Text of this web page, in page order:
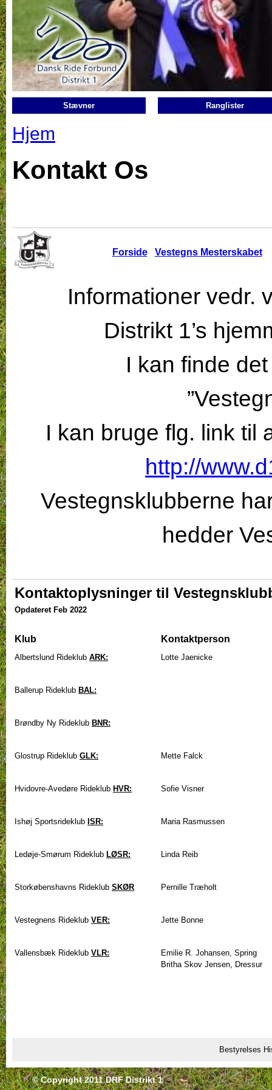
Gå til hovedindhold
Stævner Ranglister
Du er her
Hjem
Kontakt Os
Forside Vestegns Mesterskabet
Informationer vedr.
Distrikt 1’s
I kan finde
I kan bruge flg. link til
http://
Vestegnsklubberne
hedder
Kontaktoplysninger til
Opdateret Feb 2022
Klub Kontaktperson
Albertslund Rideklub ARK: Lotte Jaenicke
Ballerup Rideklub BAL:
Brøndby Ny Rideklub BNR:
Glostrup Rideklub GLK: Mette Falck
Hvidovre-Avedøre Rideklub HVR: Sofie Visner
Ishøj Sportsrideklub ISR: Maria Rasmussen
Ledøje-Smørum Rideklub LØSR: Linda Reib
Storkøbenshavns Rideklub SKØR Pernille Træholt
Vestegnens Rideklub VER: Jette Bonne
Vallensbæk Rideklub VLR:
Emilie R. Johansen, Spring
Britha Skov Jensen, Dressur
Bestyrelses
© Copyright 2011 DRF Distrikt 1